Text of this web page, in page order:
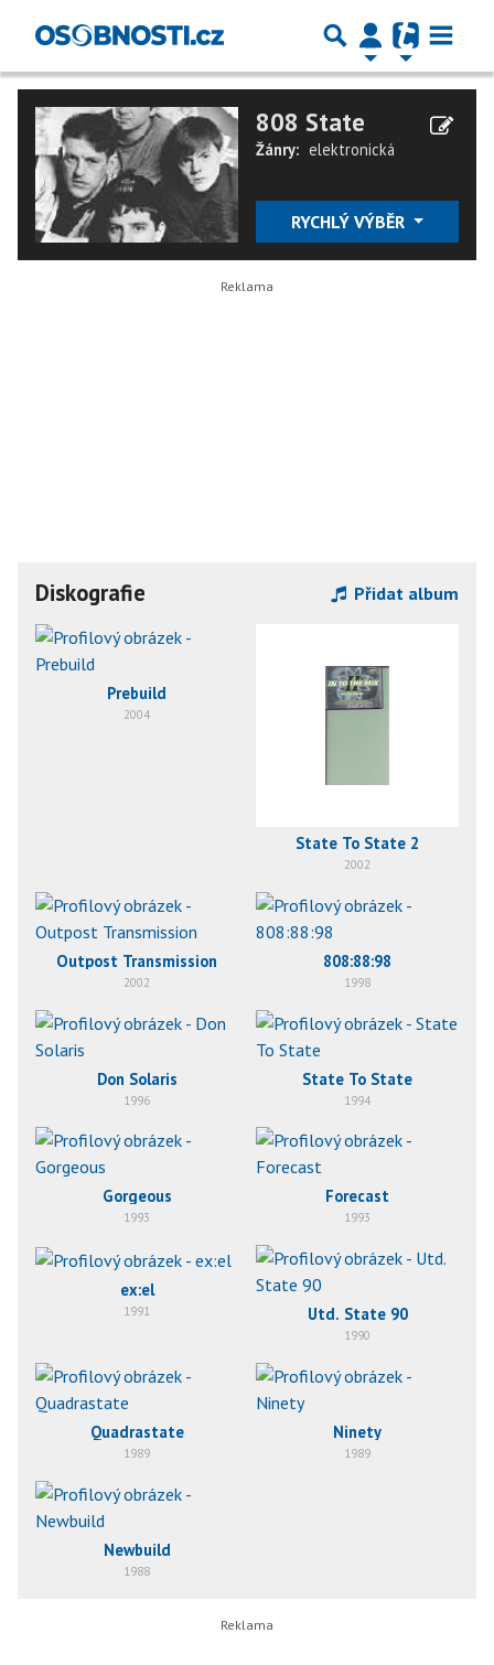
808 State
Žánry: elektronická
RYCHLÝ VÝBĚR
Diskografie Přidat album
Prebuild
2004
State To State 2
2002
Outpost Transmission
2002
808:88:98
1998
Don Solaris
1996
State To State
1994
Gorgeous
1993
Forecast
1993
ex:el
1991 Utd. State 90
1990
Quadrastate
1989
Ninety
1989
Newbuild
1988